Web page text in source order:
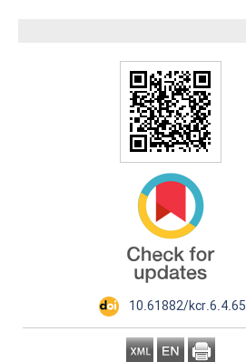
‎ 10.61882/kcr.6.4.65